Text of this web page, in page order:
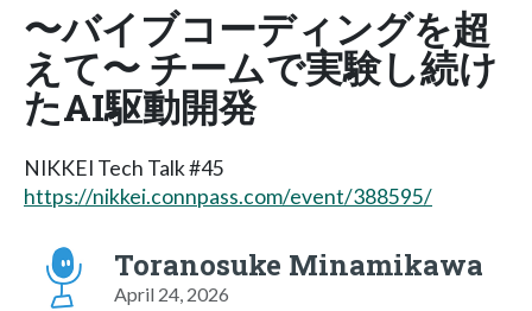
〜バイブコーディングを超
えて〜 チームで実験し続け
たAI駆動開発
NIKKEI Tech Talk #45
https://nikkei.connpass.com/event/388595/
Toranosuke Minamikawa
April 24, 2026